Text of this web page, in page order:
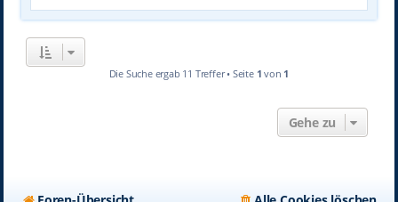
Die Suche ergab 11 Treffer • Seite 1 von 1
Gehe zu